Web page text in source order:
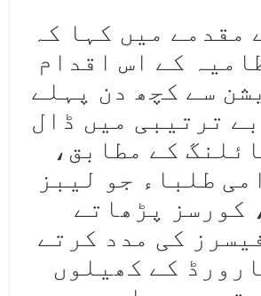
مقدمے میں کہا کہ
کے اس اقدام
سے کچھ دن پہلے
ترتیبی میں ڈال
کے مطابق،
طلباء جو لیبز
کورسز پڑھاتے
کی مدد کرتے
کے کھیلوں